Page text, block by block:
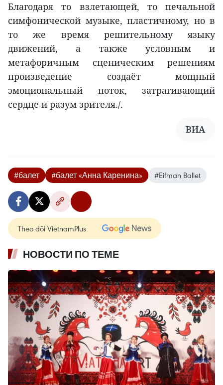
Благодаря то взлетающей, то печальной
симфонической музыке, пластичному, но в
то же время решительному языку
движений, а также условным и
метафоричным сценическим решениям
произведение создаёт мощный
эмоциональный поток, затрагивающий
сердце и разум зрителя./.
ВИА
#балет #балет «Анна Каренина» #Eifman Ballet
Theo dõi VietnamPlus
НОВОСТИ ПО ТЕМЕ